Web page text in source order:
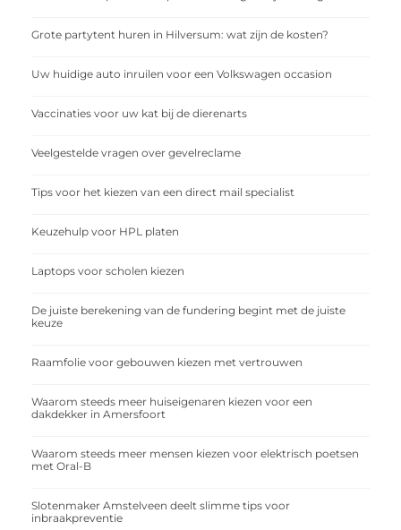
Grote partytent huren in Hilversum: wat zijn de kosten?
Uw huidige auto inruilen voor een Volkswagen occasion
Vaccinaties voor uw kat bij de dierenarts
Veelgestelde vragen over gevelreclame
Tips voor het kiezen van een direct mail specialist
Keuzehulp voor HPL platen
Laptops voor scholen kiezen
De juiste berekening van de fundering begint met de juiste
keuze
Raamfolie voor gebouwen kiezen met vertrouwen
Waarom steeds meer huiseigenaren kiezen voor een
dakdekker in Amersfoort
Waarom steeds meer mensen kiezen voor elektrisch poetsen
met Oral-B
Slotenmaker Amstelveen deelt slimme tips voor
inbraakpreventie